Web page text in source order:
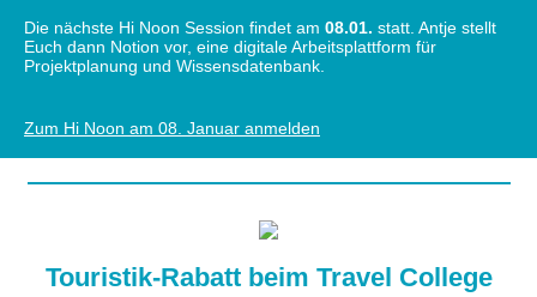
Die nächste Hi Noon Session findet am 08.01. statt. Antje stellt
Euch dann Notion vor, eine digitale Arbeitsplattform für
Projektplanung und Wissensdatenbank.
Zum Hi Noon am 08. Januar anmelden
Touristik-Rabatt beim Travel College